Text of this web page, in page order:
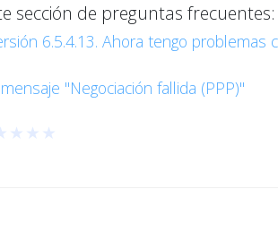
sección de preguntas frecuentes:
6.5.4.13. Ahora tengo
"Negociación fallida (PPP)"
★ ★ ★